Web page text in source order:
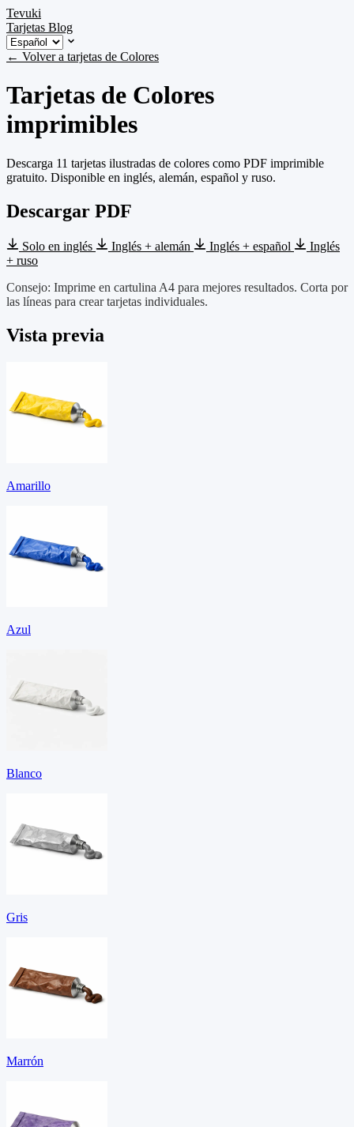
Tevuki
Tarjetas Blog
← Volver a tarjetas de Colores
Tarjetas de Colores
imprimibles
Descarga 11 tarjetas ilustradas de colores como PDF imprimible
gratuito. Disponible en inglés, alemán, español y ruso.
Descargar PDF
Solo en inglés Inglés + alemán Inglés + español
Inglés
+ ruso
Consejo: Imprime en cartulina A4 para mejores resultados. Corta por
las líneas para crear tarjetas individuales.
Vista previa
Amarillo
Azul
Blanco
Gris
Marrón